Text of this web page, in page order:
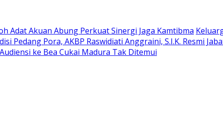
Adat Akuan Abung Perkuat Sinergi Jaga Kamtibma
Pedang Pora, AKBP Raswidiati Anggraini, S.I.K. Resmi
ke Bea Cukai Madura Tak Ditemui